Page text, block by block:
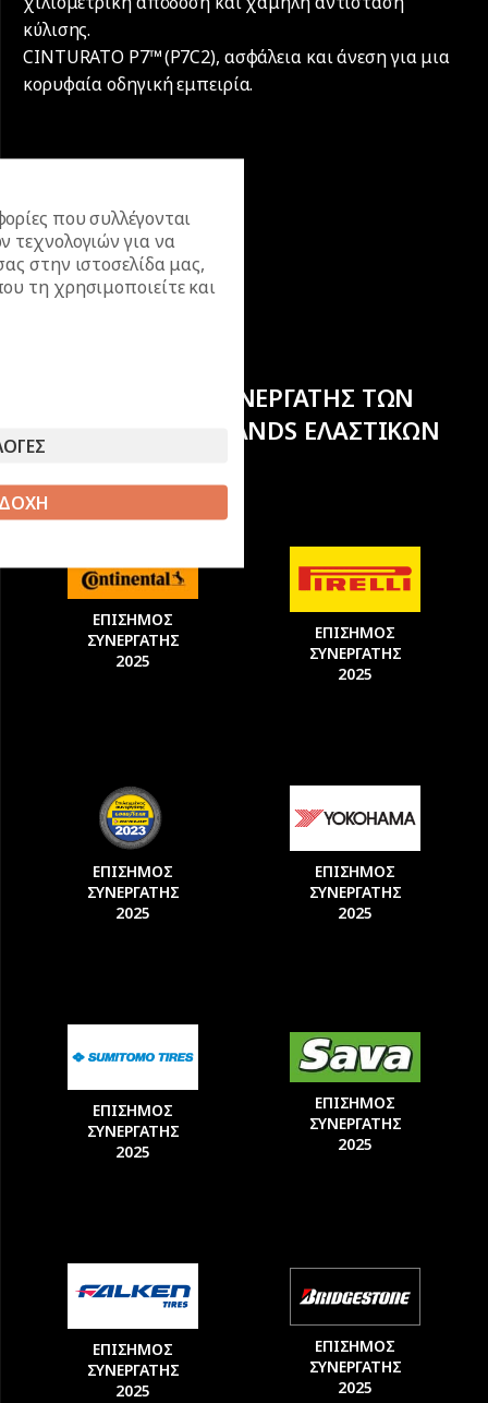
κύλισης.
CINTURATO P7™ (P7C2), ασφάλεια και άνεση για μια
κορυφαία οδηγική εμπειρία.
ΕΠΙΣΗΜΟΣ ΣΥΝΕΡΓΑΤΗΣ ΤΩΝ
ΚΟΡΥΦΑΙΩΝ BRANDS ΕΛΑΣΤΙΚΩΝ
ΕΠΙΣΗΜΟΣ
ΣΥΝΕΡΓΑΤΗΣ
2025
ΕΠΙΣΗΜΟΣ
ΣΥΝΕΡΓΑΤΗΣ
2025
ΕΠΙΣΗΜΟΣ
ΣΥΝΕΡΓΑΤΗΣ
2025
ΕΠΙΣΗΜΟΣ
ΣΥΝΕΡΓΑΤΗΣ
2025
ΕΠΙΣΗΜΟΣ
ΣΥΝΕΡΓΑΤΗΣ
2025
ΕΠΙΣΗΜΟΣ
ΣΥΝΕΡΓΑΤΗΣ
2025
ΕΠΙΣΗΜΟΣ
ΣΥΝΕΡΓΑΤΗΣ
2025
ΕΠΙΣΗΜΟΣ
ΣΥΝΕΡΓΑΤΗΣ
2025
που συλλέγονται
τεχνολογιών για να
στην ιστοσελίδα μας,
τη χρησιμοποιείτε και